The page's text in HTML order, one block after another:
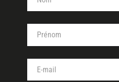
Votre prénom
Votre adresse de